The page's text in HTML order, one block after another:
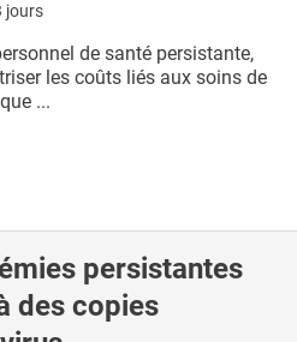
jours
de santé persistante,
les coûts liés aux soins de
...
persistantes
des copies